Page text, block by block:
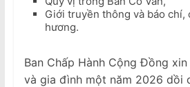
Giới truyền thông và báo chí,
hương.
Ban Chấp Hành Cộng Đồng
và gia đình một năm 2026 dồi